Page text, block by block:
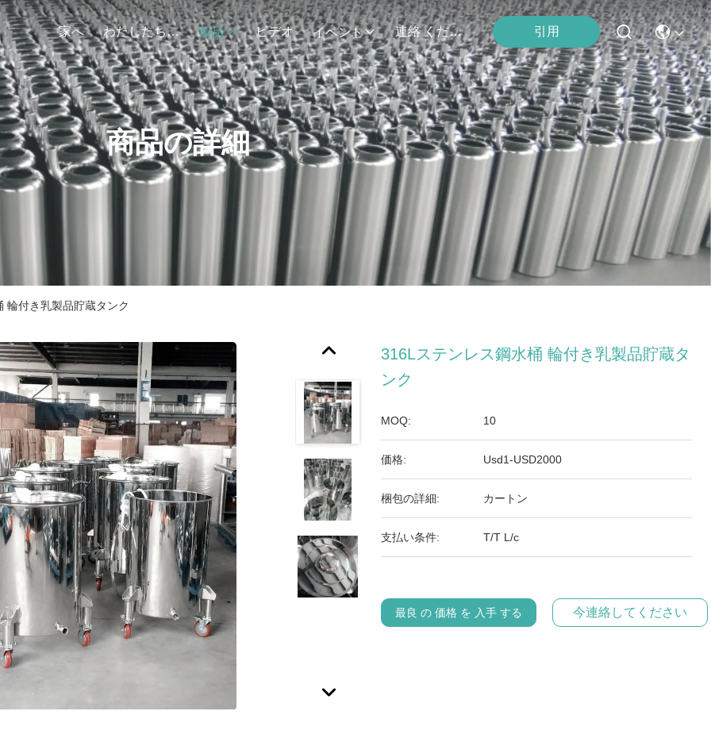
家へ わたしたち に つい て 製品 ビデオ イベント 連絡 ください 引用
商品の詳細
輪付き乳製品貯蔵タンク
316Lステンレス鋼水桶 輪付き乳製品貯蔵タ
ンク
MOQ: 10
価格: Usd1-USD2000
梱包の詳細: カートン
支払い条件: T/T L/c
最良 の 価格 を 入手 する 今連絡してください